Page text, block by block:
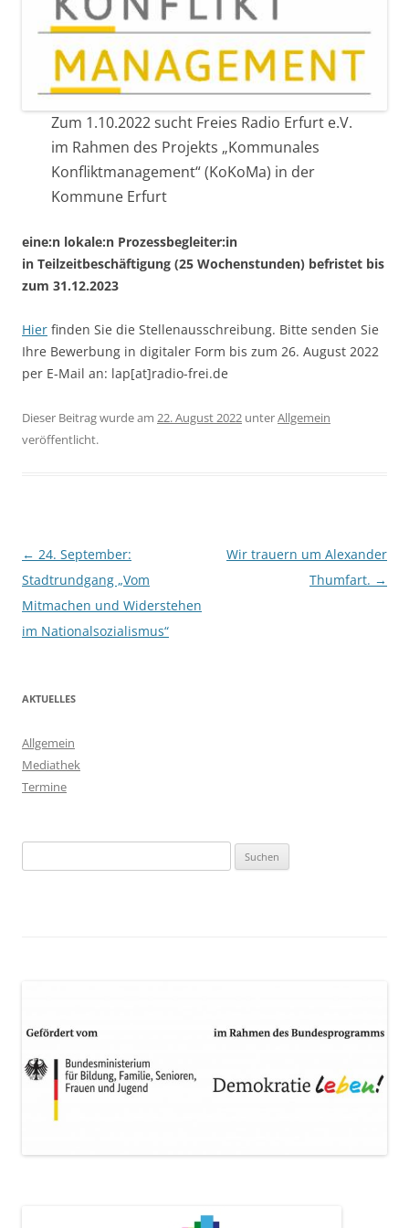
Zum 1.10.2022 sucht Freies Radio Erfurt e.V.
im Rahmen des Projekts „Kommunales
Konfliktmanagement“ (KoKoMa) in der
Kommune Erfurt
eine:n lokale:n Prozessbegleiter:in
in Teilzeitbeschäftigung (25 Wochenstunden) befristet bis
zum 31.12.2023
Hier finden Sie die Stellenausschreibung. Bitte senden Sie
Ihre Bewerbung in digitaler Form bis zum 26. August 2022
per E-Mail an: lap[at]radio-frei.de
Dieser Beitrag wurde am 22. August 2022 unterAllgemein
veröffentlicht.
Beitragsnavigation
← 24. September:
Stadtrundgang „Vom
Mitmachen und Widerstehen
im Nationalsozialismus“
Wir trauern um Alexander
Thumfart. →
AKTUELLES
Allgemein
Mediathek
Termine
nach: